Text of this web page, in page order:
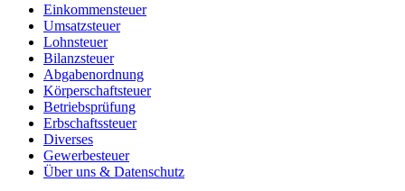
Einkommensteuer
Umsatzsteuer
Lohnsteuer
Bilanzsteuer
Abgabenordnung
Körperschaftsteuer
Betriebsprüfung
Erbschaftssteuer
Diverses
Gewerbesteuer
Über uns & Datenschutz